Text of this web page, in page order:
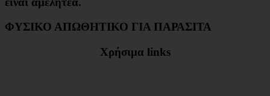
ΦΥΣΙΚΟ ΑΠΩΘΗΤΙΚΟ ΓΙΑ ΠΑΡΑΣΙΤΑ
Χρήσιμα links